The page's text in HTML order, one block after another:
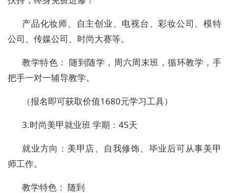
产品化妆师、自主创业、电视台、彩妆公司、模特
公司、传媒公司、时尚大赛等。
教学特色： 随到随学，周六周末班，循环教学，手
把手一对一辅导教学。
（报名即可获取价值1680元学习工具）
3.时尚美甲就业班 学期： 45天
就业方向：美甲店、自我修饰、毕业后可从事美甲
师工作。
教学特色： 随到